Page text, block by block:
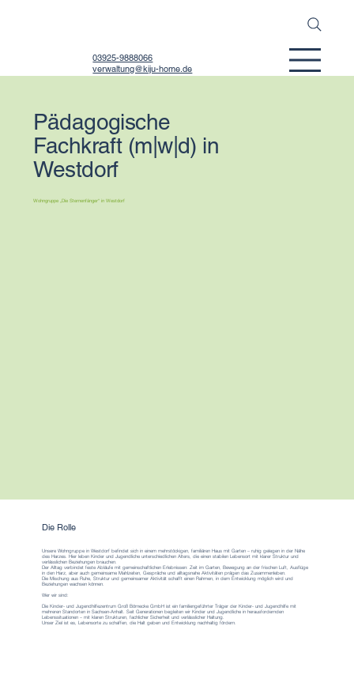
03925-9888066
verwaltung@kiju-home.de
Pädagogische
Fachkraft (m|w|d) in
Westdorf
Wohngruppe „Die Sternenfänger“ in Westdorf
Die Rolle
Unsere Wohngruppe in Westdorf befindet sich in einem mehrstöckigen, familiären Haus mit Garten – ruhig gelegen in der Nähe
des Harzes. Hier leben Kinder und Jugendliche unterschiedlichen Alters, die einen stabilen Lebensort mit klarer Struktur und
verlässlichen Beziehungen brauchen.
Der Alltag verbindet feste Abläufe mit gemeinschaftlichen Erlebnissen: Zeit im Garten, Bewegung an der frischen Luft, Ausflüge
in den Harz, aber auch gemeinsame Mahlzeiten, Gespräche und alltagsnahe Aktivitäten prägen das Zusammenleben.
Die Mischung aus Ruhe, Struktur und gemeinsamer Aktivität schafft einen Rahmen, in dem Entwicklung möglich wird und
Beziehungen wachsen können.
Wer wir sind:
Die Kinder- und Jugendhilfezentrum Groß Börnecke GmbH ist ein familiengeführter Träger der Kinder- und Jugendhilfe mit
mehreren Standorten in Sachsen-Anhalt. Seit Generationen begleiten wir Kinder und Jugendliche in herausfordernden
Lebenssituationen – mit klaren Strukturen, fachlicher Sicherheit und verlässlicher Haltung.
Unser Ziel ist es, Lebensorte zu schaffen, die Halt geben und Entwicklung nachhaltig fördern.